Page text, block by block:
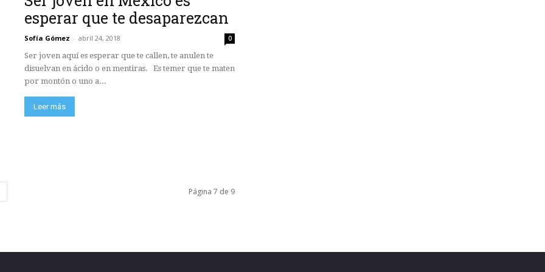
esperar que te desaparezcan
Sofía Gómez - abril 24, 2018 0
Ser joven aquí es esperar que te callen, te anulen te
disuelvan en ácido o en mentiras. Es temer que te maten
por montón o uno a...
Leer más
Página 7 de 9